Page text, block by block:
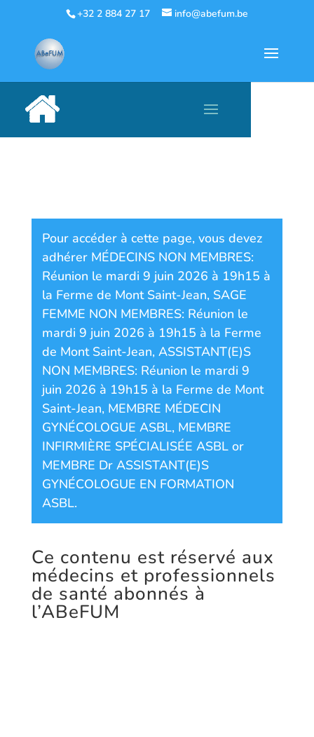
+32 2 884 27 17 info@abefum.be
Pour accéder à cette page, vous devez
adhérer MÉDECINS NON MEMBRES:
Réunion le mardi 9 juin 2026 à 19h15 à
la Ferme de Mont Saint-Jean, SAGE
FEMME NON MEMBRES: Réunion le
mardi 9 juin 2026 à 19h15 à la Ferme
de Mont Saint-Jean, ASSISTANT(E)S
NON MEMBRES: Réunion le mardi 9
juin 2026 à 19h15 à la Ferme de Mont
Saint-Jean, MEMBRE MÉDECIN
GYNÉCOLOGUE ASBL, MEMBRE
INFIRMIÈRE SPÉCIALISÉE ASBLor
MEMBRE Dr ASSISTANT(E)S
GYNÉCOLOGUE EN FORMATION
ASBL.
Ce contenu est réservé aux
médecins et professionnels
de santé abonnés à
l’ABeFUM